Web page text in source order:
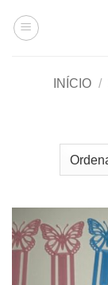
INÍCIO /